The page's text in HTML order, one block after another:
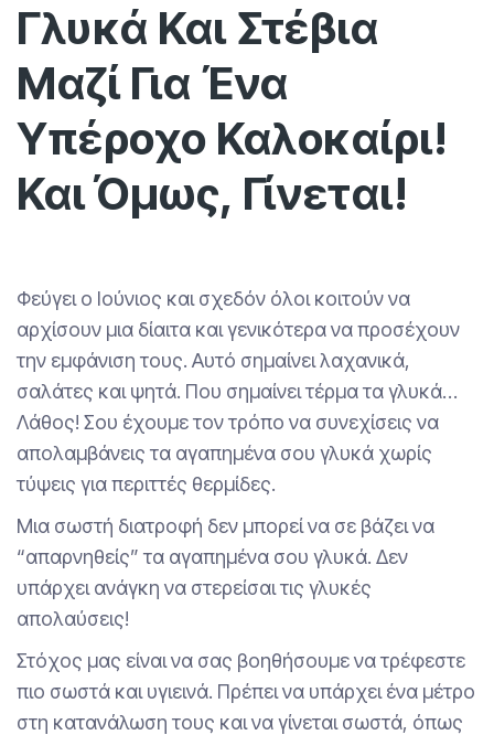
Γλυκά Και Στέβια
Μαζί Για Ένα
Υπέροχο Καλοκαίρι!
Και Όμως, Γίνεται!
Φεύγει ο Ιούνιος και σχεδόν όλοι κοιτούν να
αρχίσουν μια δίαιτα και γενικότερα να προσέχουν
την εμφάνιση τους. Αυτό σημαίνει λαχανικά,
σαλάτες και ψητά. Που σημαίνει τέρμα τα γλυκά…
Λάθος! Σου έχουμε τον τρόπο να συνεχίσεις να
απολαμβάνεις τα αγαπημένα σου γλυκά χωρίς
τύψεις για περιττές θερμίδες.
Μια σωστή διατροφή δεν μπορεί να σε βάζει να
“απαρνηθείς” τα αγαπημένα σου γλυκά. Δεν
υπάρχει ανάγκη να στερείσαι τις γλυκές
απολαύσεις!
Στόχος μας είναι να σας βοηθήσουμε να τρέφεστε
πιο σωστά και υγιεινά. Πρέπει να υπάρχει ένα μέτρο
στη κατανάλωση τους και να γίνεται σωστά, όπως